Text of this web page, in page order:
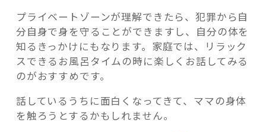
プライベートゾーンが理解できたら、犯罪から自
分自身で身を守ることができますし、自分の体を
知るきっかけにもなります。家庭では、リラック
スできるお風呂タイムの時に楽しくお話してみる
のがおすすめです。
話しているうちに面白くなってきて、ママの身体
を触ろうとするかもしれません。